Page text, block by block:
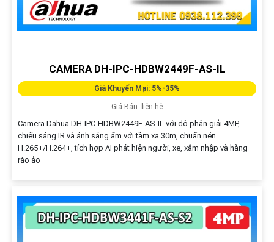
CAMERA DH-IPC-HDBW2449F-AS-IL
Giá Khuyến Mại: 5%-35%
Giá Bán: liên hệ
Camera Dahua DH-IPC-HDBW2449F-AS-IL với độ phân giải 4MP,
chiếu sáng IR và ánh sáng ấm với tầm xa 30m, chuẩn nén
H.265+/H.264+, tích hợp AI phát hiện người, xe, xâm nhập và hàng
rào ảo